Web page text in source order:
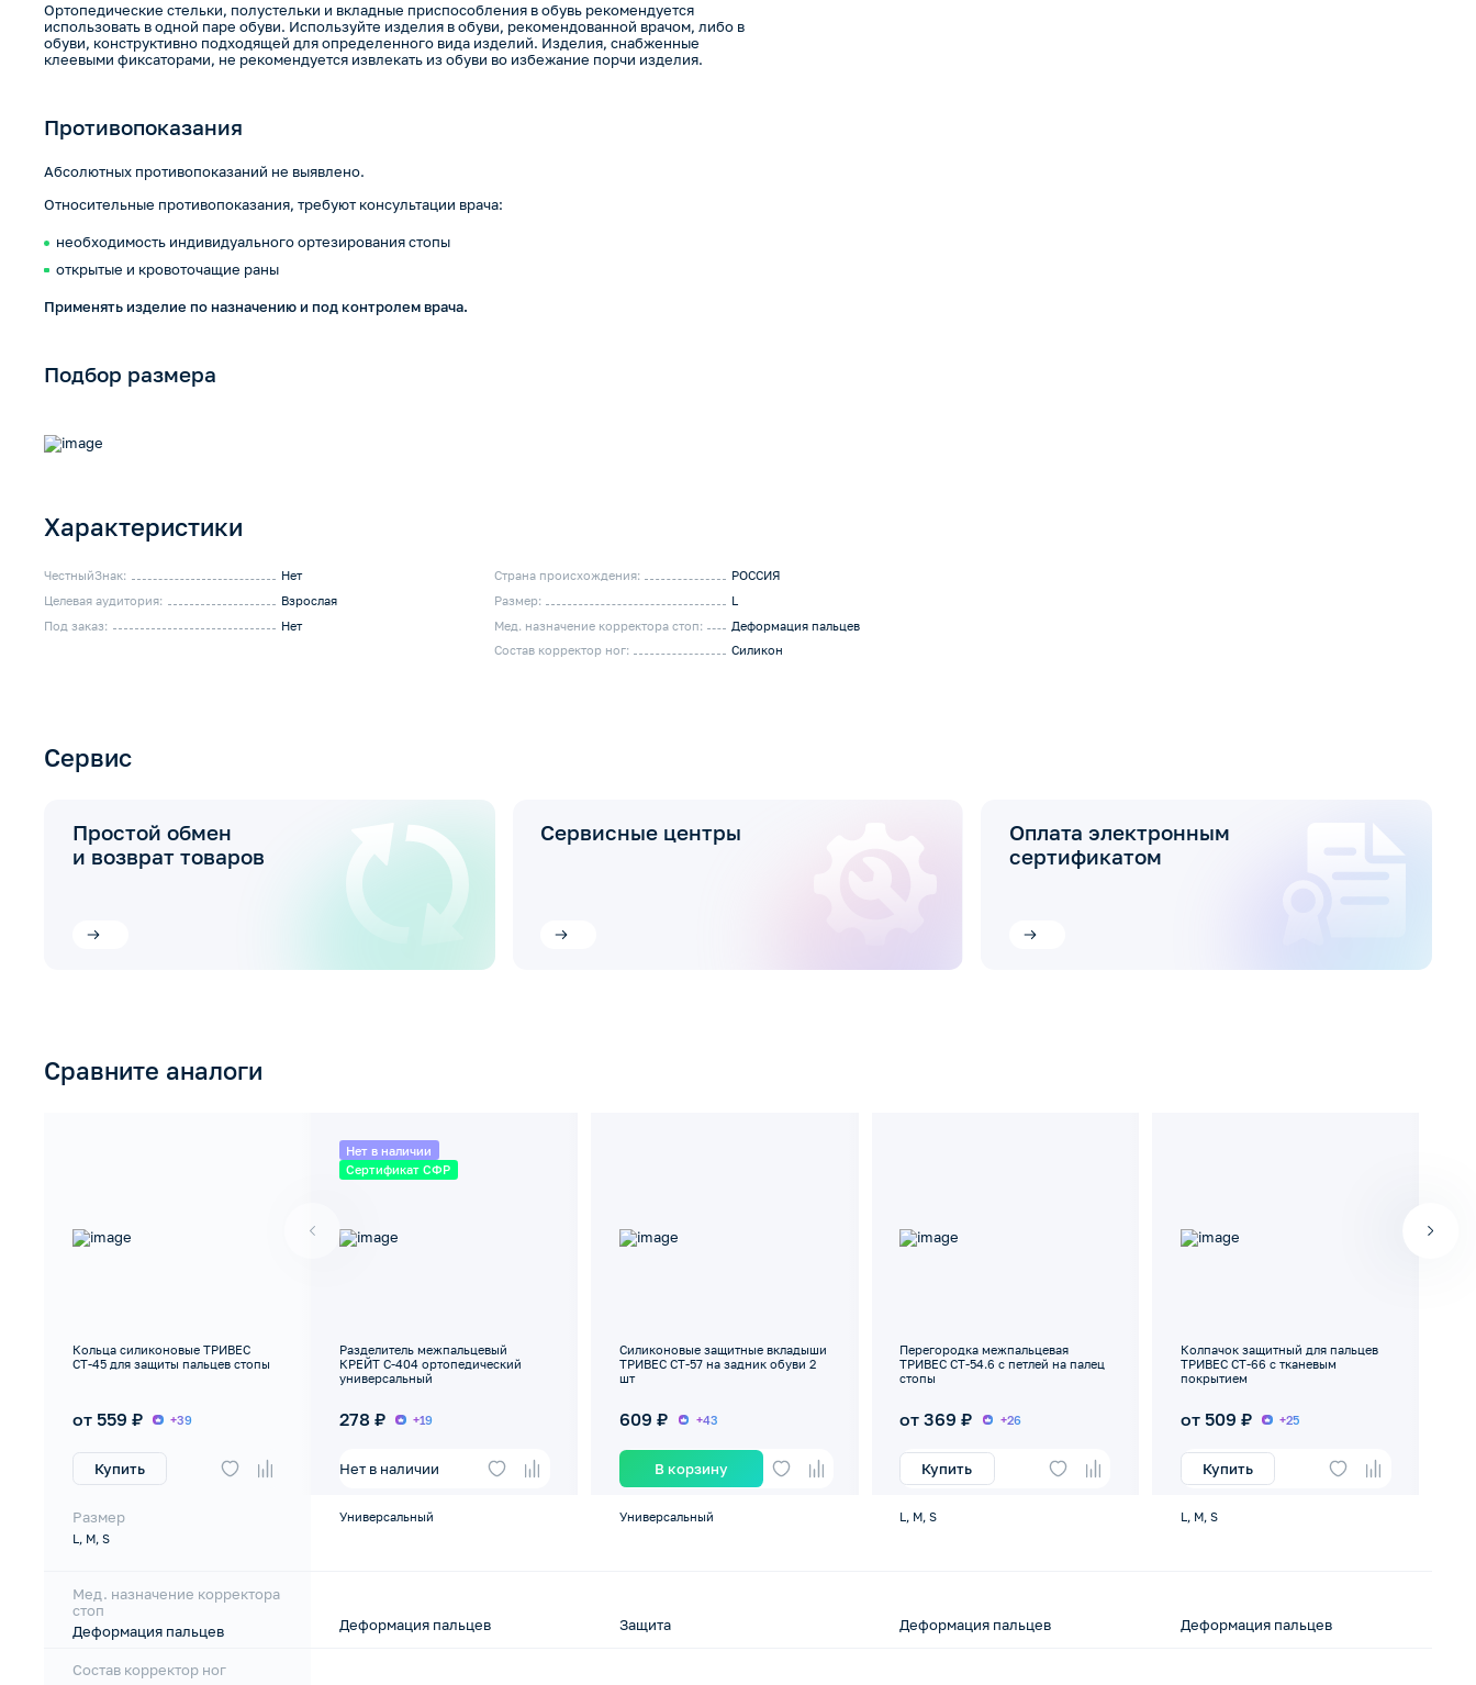
Ортопедические стельки, полустельки и вкладные приспособления в обувь рекомендуется
использовать в одной паре обуви. Используйте изделия в обуви, рекомендованной врачом, либо в
обуви, конструктивно подходящей для определенного вида изделий. Изделия, снабженные
клеевыми фиксаторами, не рекомендуется извлекать из обуви во избежание порчи изделия.
Противопоказания
Абсолютных противопоказаний не выявлено.
Относительные противопоказания, требуют консультации врача:
необходимость индивидуального ортезирования стопы
открытые и кровоточащие раны
Применять изделие по назначению и под контролем врача.
Подбор размера
Характеристики
ЧестныйЗнак:
Нет
Целевая аудитория:
Взрослая
Под заказ:
Нет
Страна происхождения:
РОССИЯ
Размер:
L
Мед. назначение корректора стоп:
Деформация пальцев
Состав корректор ног:
Силикон
Сервис
Простой обмен
и возврат товаров
Сервисные центры
Оплата электронным
сертификатом
Сравните аналоги
Кольца силиконовые ТРИВЕС
СТ-45 для защиты пальцев стопы
от 559 ₽ +39
Купить
Размер
L, M, S
Мед. назначение корректора
стоп
Деформация пальцев
Состав корректор ног
Нет в наличии
Сертификат СФР
Разделитель межпальцевый
КРЕЙТ С-404 ортопедический
универсальный
278 ₽ +19
Нет в наличии
Универсальный
Деформация пальцев
Силиконовые защитные вкладыши
ТРИВЕС СТ-57 на задник обуви 2
шт
609 ₽ +43
В корзину
Универсальный
Защита
Перегородка межпальцевая
ТРИВЕС СТ-54.6 с петлей на палец
стопы
от 369 ₽ +26
Купить
L, M, S
Деформация пальцев
Колпачок защитный для пальцев
ТРИВЕС СТ-66 с тканевым
покрытием
от 509 ₽ +25
Купить
L, M, S
Деформация пальцев